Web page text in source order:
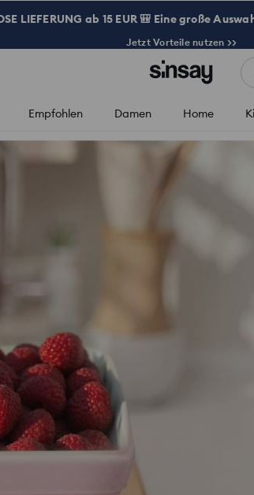
LIEFERUNG ab 15 EUR 🎒 Eine große
Jetzt Vorteile nutzen >>
Empfohlen Damen Home